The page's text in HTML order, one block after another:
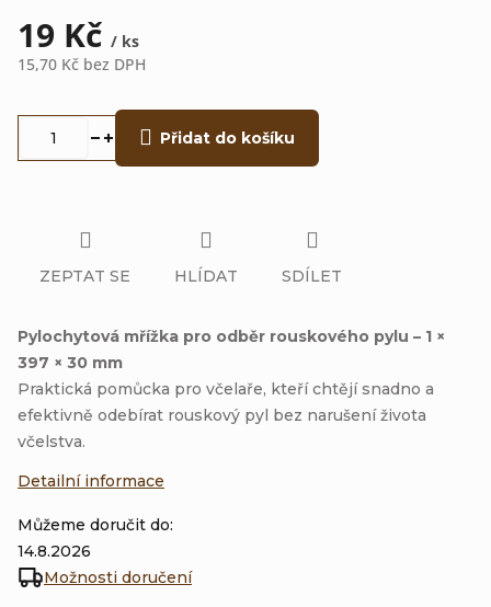
19 Kč / ks
15,70 Kč bez DPH
Můžeme doručit do:
14.8.2026
Možnosti doručení
Přidat do košíku
Pylochytová mřížka pro odběr rouskového pylu – 1 ×
397 × 30 mm
Praktická pomůcka pro včelaře, kteří chtějí snadno a
efektivně odebírat rouskový pyl bez narušení života
včelstva.
Detailní informace
ZEPTAT SE HLÍDAT SDÍLET